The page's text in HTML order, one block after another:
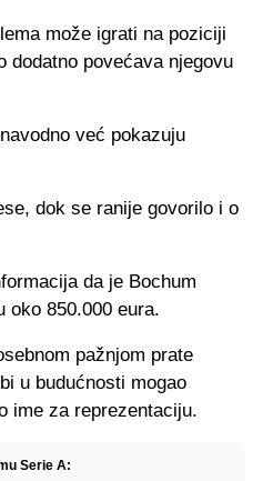
može igrati na poziciji
dodatno povećava njegovu
već pokazuju
dok se ranije govorilo i o
da je Bochum
oko 850.000 eura.
pažnjom prate
u budućnosti mogao
ime za reprezentaciju.
Serie A: